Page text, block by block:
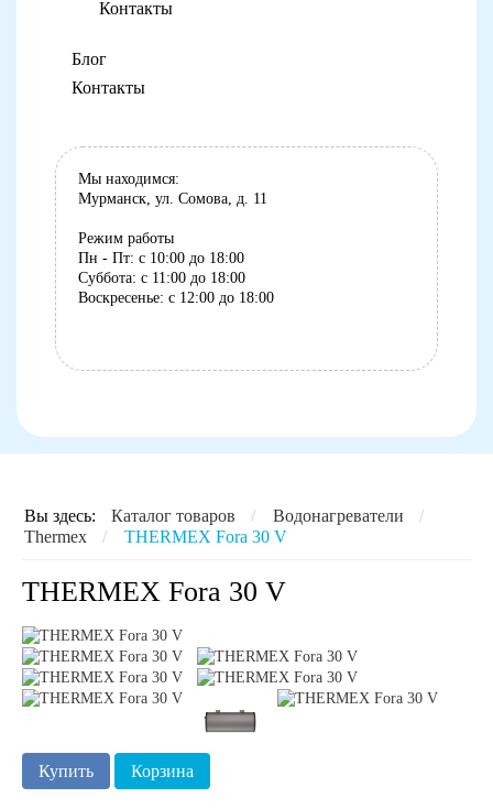
Контакты
Блог
Контакты
Мы находимся:
Мурманск, ул. Сомова, д. 11
Режим работы
Пн - Пт: с 10:00 до 18:00
Суббота: с 11:00 до 18:00
Воскресенье: с 12:00 до 18:00
Вы здесь: Каталог товаров / Водонагреватели
/
Thermex
/ THERMEX Fora 30 V
THERMEX Fora 30 V
Купить Корзина